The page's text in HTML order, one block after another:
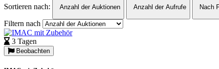
Sortieren nach:
Anzahl der Auktionen Anzahl der Aufrufe Nach
Filtern nach
3 Tagen
Beobachten